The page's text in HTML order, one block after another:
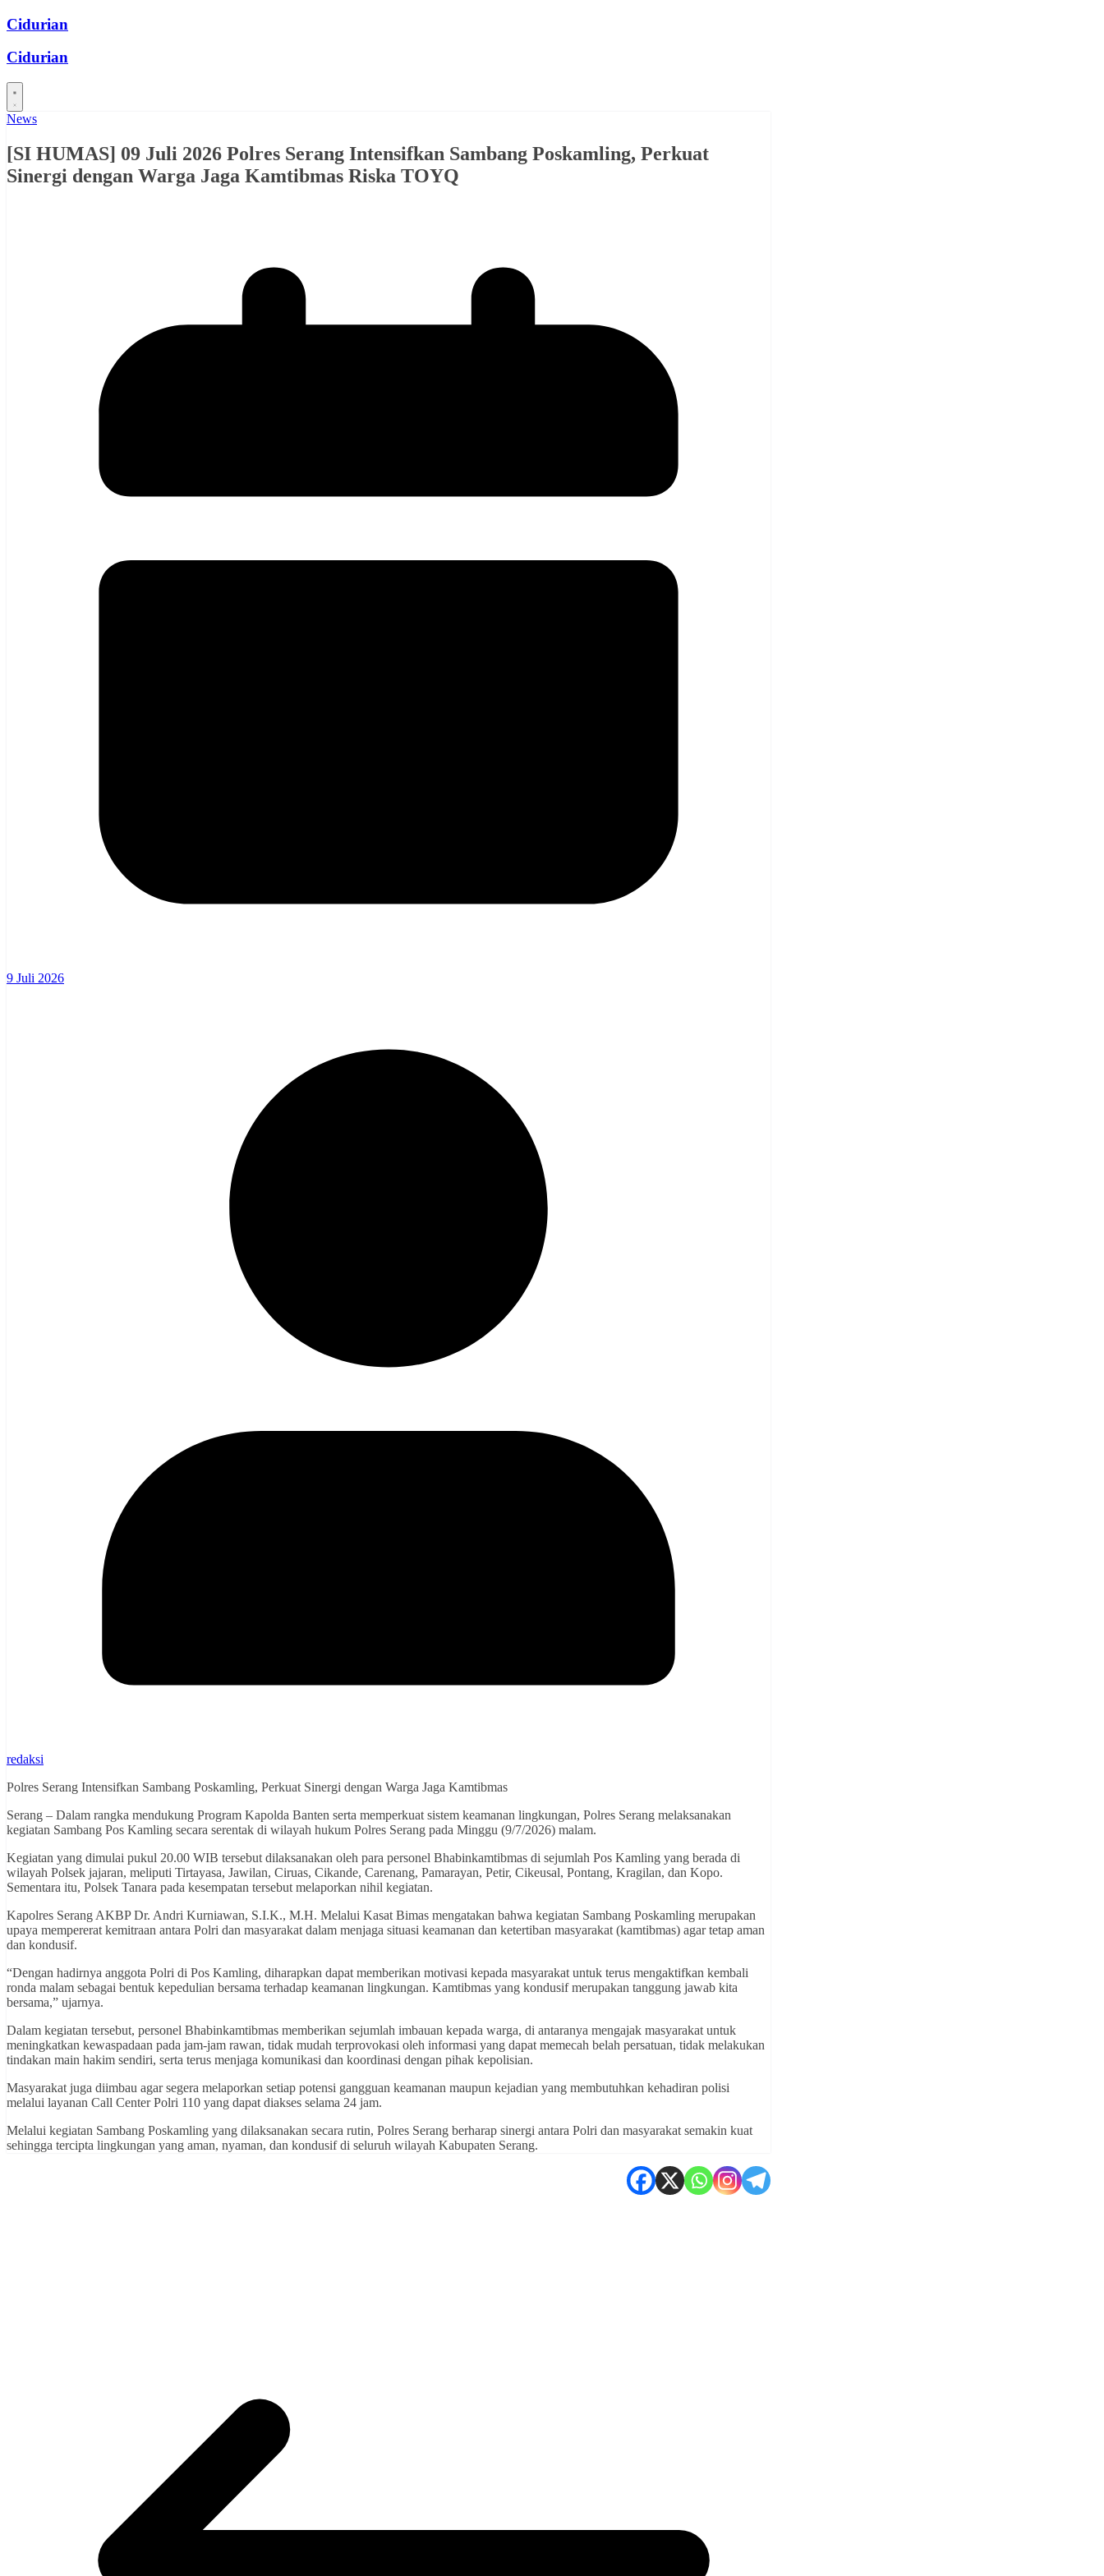
Skip
content
Cidurian
Cidurian
News
[SI HUMAS] 09 Juli 2026 Polres Serang Intensifkan Sambang Poskamling, Perkuat
Sinergi dengan Warga Jaga Kamtibmas Riska TOYQ
9 Juli 2026
redaksi
Polres Serang Intensifkan Sambang Poskamling, Perkuat Sinergi dengan Warga Jaga Kamtibmas
Serang – Dalam rangka mendukung Program Kapolda Banten serta memperkuat sistem keamanan lingkungan, Polres Serang melaksanakan
kegiatan Sambang Pos Kamling secara serentak di wilayah hukum Polres Serang pada Minggu (9/7/2026) malam.
Kegiatan yang dimulai pukul 20.00 WIB tersebut dilaksanakan oleh para personel Bhabinkamtibmas di sejumlah Pos Kamling yang berada di
wilayah Polsek jajaran, meliputi Tirtayasa, Jawilan, Ciruas, Cikande, Carenang, Pamarayan, Petir, Cikeusal, Pontang, Kragilan, dan Kopo.
Sementara itu, Polsek Tanara pada kesempatan tersebut melaporkan nihil kegiatan.
Kapolres Serang AKBP Dr. Andri Kurniawan, S.I.K., M.H. Melalui Kasat Bimas mengatakan bahwa kegiatan Sambang Poskamling merupakan
upaya mempererat kemitraan antara Polri dan masyarakat dalam menjaga situasi keamanan dan ketertiban masyarakat (kamtibmas) agar tetap aman
dan kondusif.
“Dengan hadirnya anggota Polri di Pos Kamling, diharapkan dapat memberikan motivasi kepada masyarakat untuk terus mengaktifkan kembali
ronda malam sebagai bentuk kepedulian bersama terhadap keamanan lingkungan. Kamtibmas yang kondusif merupakan tanggung jawab kita
bersama,” ujarnya.
Dalam kegiatan tersebut, personel Bhabinkamtibmas memberikan sejumlah imbauan kepada warga, di antaranya mengajak masyarakat untuk
meningkatkan kewaspadaan pada jam-jam rawan, tidak mudah terprovokasi oleh informasi yang dapat memecah belah persatuan, tidak melakukan
tindakan main hakim sendiri, serta terus menjaga komunikasi dan koordinasi dengan pihak kepolisian.
Masyarakat juga diimbau agar segera melaporkan setiap potensi gangguan keamanan maupun kejadian yang membutuhkan kehadiran polisi
melalui layanan Call Center Polri 110 yang dapat diakses selama 24 jam.
Melalui kegiatan Sambang Poskamling yang dilaksanakan secara rutin, Polres Serang berharap sinergi antara Polri dan masyarakat semakin kuat
sehingga tercipta lingkungan yang aman, nyaman, dan kondusif di seluruh wilayah Kabupaten Serang.